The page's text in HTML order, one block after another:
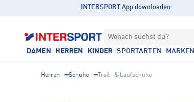
INTERSPORT App downloaden
Wonach suchst du?
DAMEN HERREN KINDER SPORTARTEN MARKEN
Herren Schuhe Trail- & Laufschuhe